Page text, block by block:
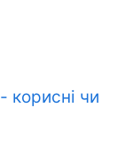
корисні чи